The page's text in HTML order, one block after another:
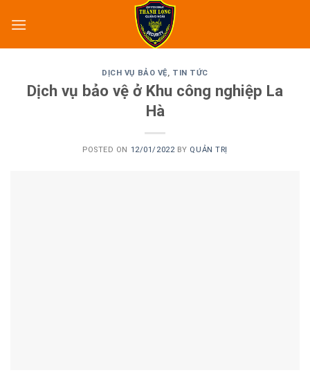
DỊCH VỤ BẢO VỆ, TIN TỨC
Dịch vụ bảo vệ ở Khu công nghiệp La
Hà
POSTED ON 12/01/2022 BY QUẢN TRỊ